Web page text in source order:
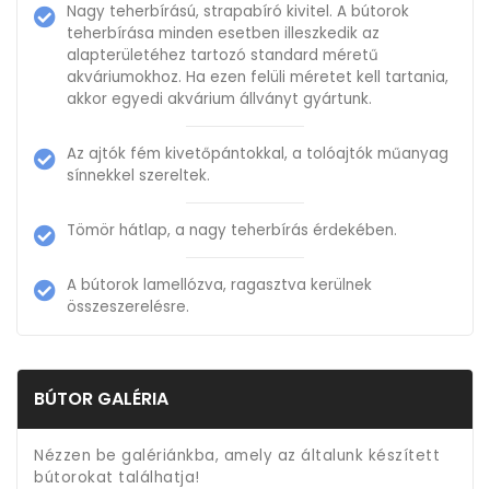
Nagy teherbírású, strapabíró kivitel. A bútorok
teherbírása minden esetben illeszkedik az
alapterületéhez tartozó standard méretű
akváriumokhoz. Ha ezen felüli méretet kell tartania,
akkor egyedi akvárium állványt gyártunk.
Az ajtók fém kivetőpántokkal, a tolóajtók műanyag
sínnekkel szereltek.
Tömör hátlap, a nagy teherbírás érdekében.
A bútorok lamellózva, ragasztva kerülnek
összeszerelésre.
BÚTOR GALÉRIA
Nézzen be galériánkba, amely az általunk készített
bútorokat találhatja!